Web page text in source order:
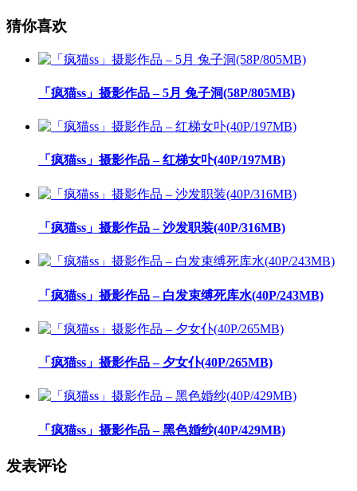
猜你喜欢
「疯猫ss」摄影作品 – 5月 兔子洞(58P/805MB)
「疯猫ss」摄影作品 – 红梯女卟(40P/197MB)
「疯猫ss」摄影作品 – 沙发职装(40P/316MB)
「疯猫ss」摄影作品 – 白发束缚死库水(40P/243MB)
「疯猫ss」摄影作品 – 夕女仆(40P/265MB)
「疯猫ss」摄影作品 – 黑色婚纱(40P/429MB)
发表评论